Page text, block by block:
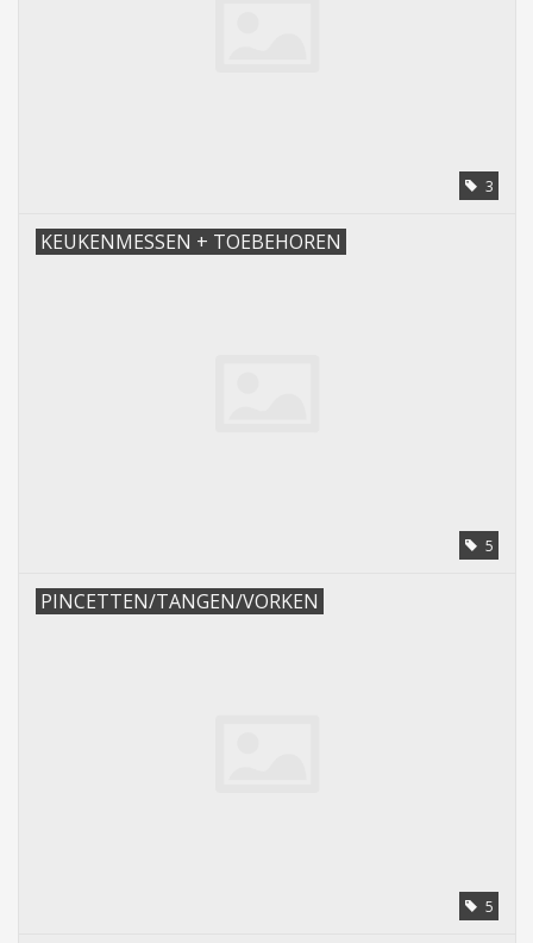
3
KEUKENMESSEN + TOEBEHOREN
5
PINCETTEN/TANGEN/VORKEN
5